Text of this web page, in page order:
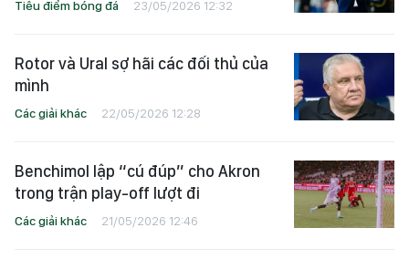
Tiêu điểm bóng đá 23/05/2026 12:32
Rotor và Ural sợ hãi các đối thủ của
mình
Các giải khác 22/05/2026 12:28
Benchimol lập “cú đúp” cho Akron
trong trận play-off lượt đi
Các giải khác 21/05/2026 12:46